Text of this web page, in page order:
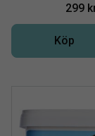
299
Köp